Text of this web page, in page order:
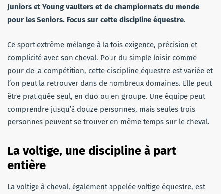
Juniors et Young vaulters et de championnats du monde
pour les Seniors. Focus sur cette discipline équestre.
Ce sport extrême mélange à la fois exigence, précision et
complicité avec son cheval. Pour du simple loisir comme
pour de la compétition, cette discipline équestre est variée et
l’on peut la retrouver dans de nombreux domaines. Elle peut
être pratiquée seul, en duo ou en groupe. Une équipe peut
comprendre jusqu’à douze personnes, mais seules trois
personnes peuvent se trouver en même temps sur le cheval.
La voltige, une discipline à part
entière
La voltige à cheval, également appelée voltige équestre, est